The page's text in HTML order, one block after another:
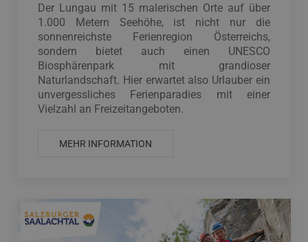
Der Lungau mit 15 malerischen Orte auf über
1.000 Metern Seehöhe, ist nicht nur die
sonnenreichste Ferienregion Österreichs,
sondern bietet auch einen UNESCO
Biosphärenpark mit grandioser
Naturlandschaft. Hier erwartet also Urlauber ein
unvergessliches Ferienparadies mit einer
Vielzahl an Freizeitangeboten.
MEHR INFORMATION